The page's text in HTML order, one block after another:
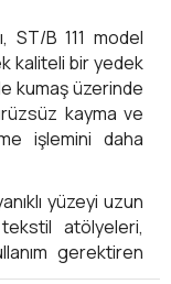
ST/B 111 model
kaliteli bir yedek
kumaş üzerinde
kayma ve
işlemini daha
yüzeyi uzun
atölyeleri,
gerektiren
tipi ütülerde de